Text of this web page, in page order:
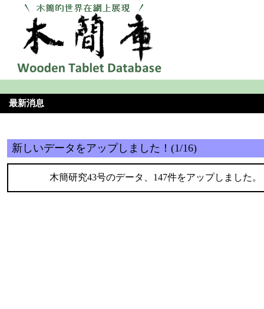
最新消息
新しいデータをアップしました！(1/16)
木簡研究43号のデータ、147件をアップしました。